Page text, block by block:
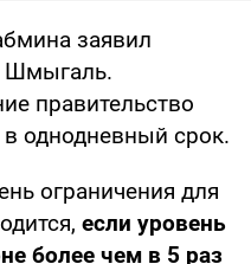
заявил
Шмыгаль.
правительство
однодневный срок.
ограничения для
если уровень
более чем в 5 раз